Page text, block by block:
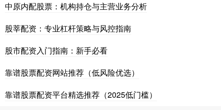
中原内配股票：机构持仓与主营业务分析
股莘配资：专业杠杆策略与风控指南
股市配资入门指南：新手必看
靠谱股票配资网站推荐（低风险优选）
靠谱股票配资平台精选推荐（2025低门槛）